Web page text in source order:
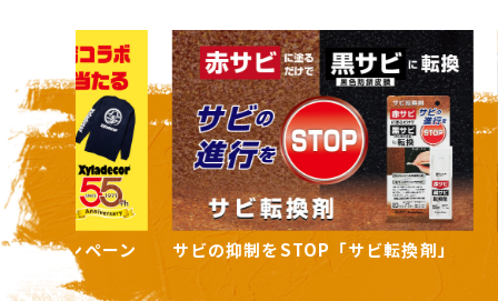
ーン サビの抑制をSTOP「サビ転換剤」
住まいの